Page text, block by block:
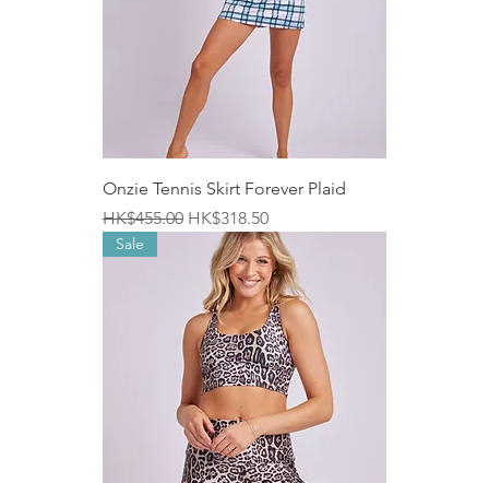
Onzie Tennis Skirt Forever Plaid
一般價格
HK$455.00 促銷價格
HK$318.50
Sale